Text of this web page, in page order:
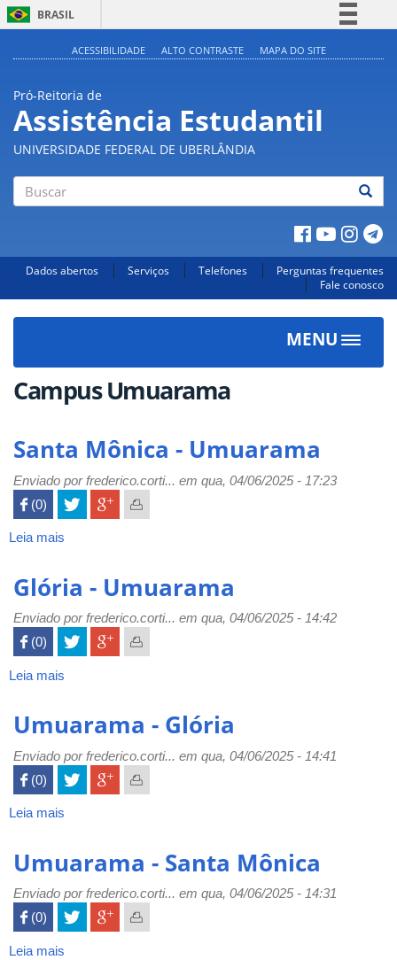
BRASIL
Acesso à informação
Legislação
Canais
ACESSIBILIDADE ALTO CONTRASTE MAPA DO SITE
Pró-Reitoria de
Assistência Estudantil
UNIVERSIDADE FEDERAL DE UBERLÂNDIA
Dados abertos Serviços Telefones
Perguntas frequentes
Fale conosco
MENU
Toggle
Campus Umuarama
Santa Mônica - Umuarama
Enviado porfrederico.corti... em qua, 04/06/2025 - 17:23
 (0)
Leia mais
-
Umuarama
Glória - Umuarama
Enviado porfrederico.corti... em qua, 04/06/2025 - 14:42
 (0)
Leia mais
Umuarama
Umuarama - Glória
Enviado porfrederico.corti... em qua, 04/06/2025 - 14:41
 (0)
Leia mais
Glória
Umuarama - Santa Mônica
Enviado porfrederico.corti... em qua, 04/06/2025 - 14:31
 (0)
Leia mais